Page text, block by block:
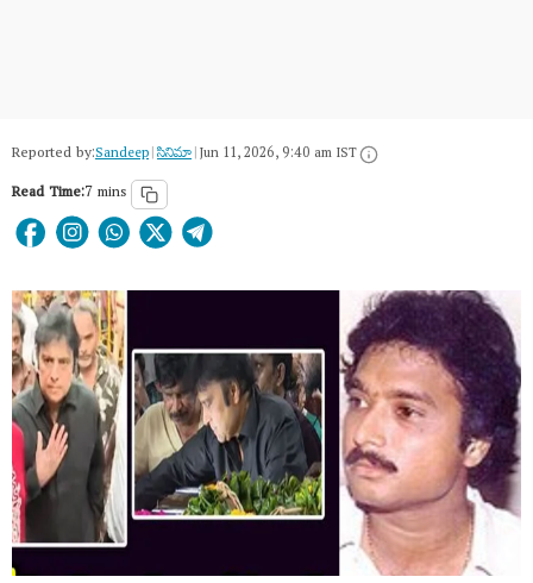
Reported by:Sandeep|సినిమా|Jun 11, 2026, 9:40 am IST
Read Time:7 mins